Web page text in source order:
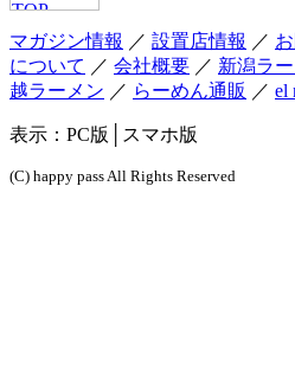
マガジン情報 ／ 設置店情報 ／
について ／ 会社概要 ／ 新潟ラ
越ラーメン ／ らーめん通販 ／ el
表示： PC版 │スマホ版
(C) happy pass All Rights Reserved